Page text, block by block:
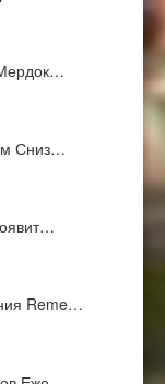
Сниз…
Reme…